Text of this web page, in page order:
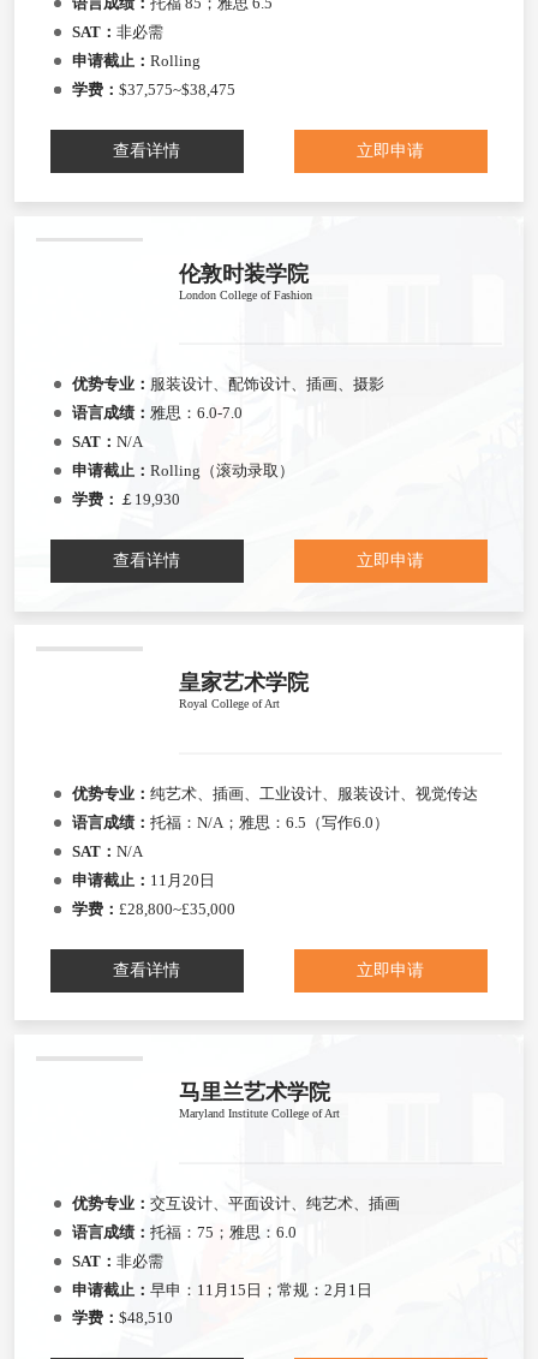
SAT： 非必需
申请截止： Rolling
学费： $37,575~$38,475
查看详情 立即申请
伦敦时装学院
London College of Fashion
优势专业： 服装设计、配饰设计、插画、摄影
语言成绩： 雅思：6.0-7.0
SAT： N/A
申请截止： Rolling（滚动录取）
学费： ￡19,930
查看详情 立即申请
皇家艺术学院
Royal College of Art
优势专业： 纯艺术、插画、工业设计、服装设计、视觉传达
语言成绩： 托福：N/A；雅思：6.5（写作6.0）
SAT： N/A
申请截止： 11月20日
学费： £28,800~£35,000
查看详情 立即申请
马里兰艺术学院
Maryland Institute College of Art
优势专业： 交互设计、平面设计、纯艺术、插画
语言成绩： 托福：75；雅思：6.0
SAT： 非必需
申请截止： 早申：11月15日；常规：2月1日
学费： $48,510